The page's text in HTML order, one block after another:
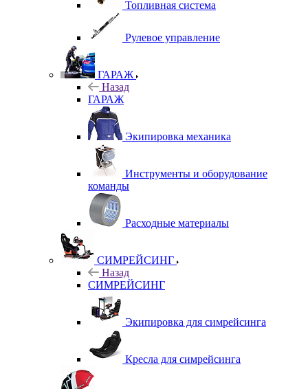
Топливная система
Рулевое управление
ГАРАЖ
Назад
ГАРАЖ
Экипировка механика
Инструменты и оборудование
команды
Расходные материалы
СИМРЕЙСИНГ
Назад
СИМРЕЙСИНГ
Экипировка для симрейсинга
Кресла для симрейсинга